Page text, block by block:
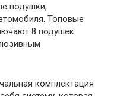
подушки,
Топовые
8 подушек
комплектация